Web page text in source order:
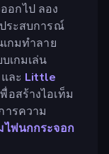
อกไป ลอง
ระสบการณ์
เกมทำลาย
เกมเล่น
และ Little
สร้างไอเท็ม
รความ
ไพ่นกกระจอก